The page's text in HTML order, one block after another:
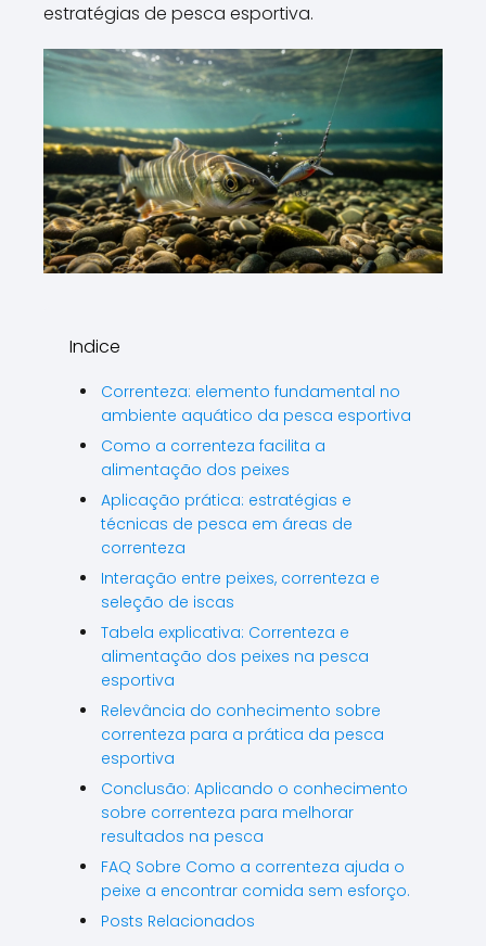
estratégias de pesca esportiva.
Indice
Correnteza: elemento fundamental no
ambiente aquático da pesca esportiva
Como a correnteza facilita a
alimentação dos peixes
Aplicação prática: estratégias e
técnicas de pesca em áreas de
correnteza
Interação entre peixes, correnteza e
seleção de iscas
Tabela explicativa: Correnteza e
alimentação dos peixes na pesca
esportiva
Relevância do conhecimento sobre
correnteza para a prática da pesca
esportiva
Conclusão: Aplicando o conhecimento
sobre correnteza para melhorar
resultados na pesca
FAQ Sobre Como a correnteza ajuda o
peixe a encontrar comida sem esforço.
Posts Relacionados